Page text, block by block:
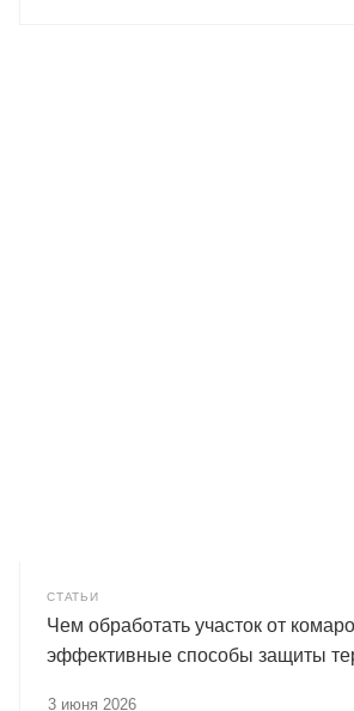
СТАТЬИ
Чем обработать участок от
эффективные способы защиты
3 июня 2026